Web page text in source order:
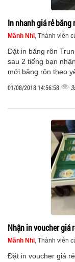
In nhanh giá rẻ
Mãnh Nhi, Thành viên
Đặt in băng rôn
sau 2 tiếng bạn
mới băng rôn theo
01/08/2018 14:56:58
Nhận in voucher giá
Mãnh Nhi, Thành viên
Đặt in voucher giá